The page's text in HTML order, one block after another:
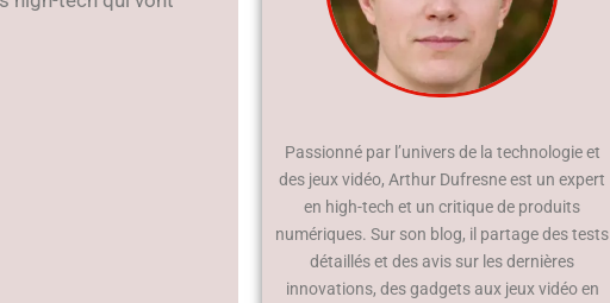
Passionné par l’univers de la technologie et
des jeux vidéo, Arthur Dufresne est un expert
en high-tech et un critique de produits
numériques. Sur son blog, il partage des tests
détaillés et des avis sur les dernières
innovations, des gadgets aux jeux vidéo en